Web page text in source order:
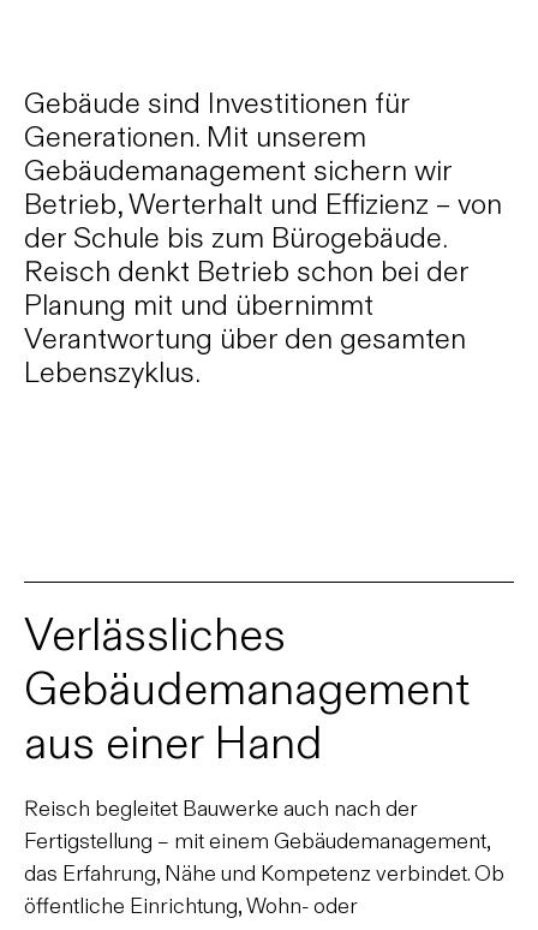
Gebäude sind Investitionen für
Generationen. Mit unserem
Gebäudemanagement sichern wir
Betrieb, Werterhalt und Effizienz – von
der Schule bis zum Bürogebäude.
Reisch denkt Betrieb schon bei der
Planung mit und übernimmt
Verantwortung über den gesamten
Lebenszyklus.
Verlässliches
Gebäudemanagement
aus einer Hand
Reisch begleitet Bauwerke auch nach der
Fertigstellung – mit einem Gebäudemanagement,
das Erfahrung, Nähe und Kompetenz verbindet. Ob
öffentliche Einrichtung, Wohn- oder